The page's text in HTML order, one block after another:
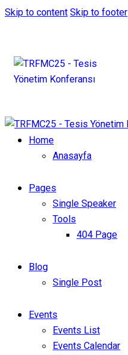
Skip to content Skip to footer
Home
Anasayfa
Pages
Single Speaker
Tools
404 Page
Blog
Single Post
Events
Events List
Events Calendar